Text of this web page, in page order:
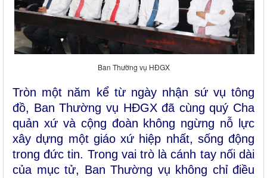
Ban Thường vụ HĐGX
Tròn một năm kể từ ngày nhận sứ vụ tông
đồ, Ban Thường vụ HĐGX đã cùng quý Cha
quản xứ và cộng đoàn không ngừng nỗ lực
xây dựng một giáo xứ hiệp nhất, sống động
trong đức tin. Trong vai trò là cánh tay nối dài
của mục tử, Ban Thường vụ không chỉ điều